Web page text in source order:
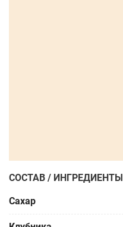
СОСТАВ / ИНГРЕДИЕНТЫ
Сахар